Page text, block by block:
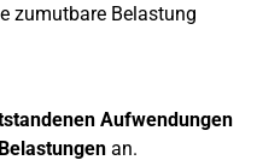
zumutbare Belastung
Aufwendungen
an.